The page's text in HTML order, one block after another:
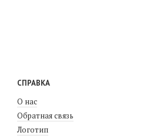
СПРАВКА
О нас
Обратная связь
Логотип